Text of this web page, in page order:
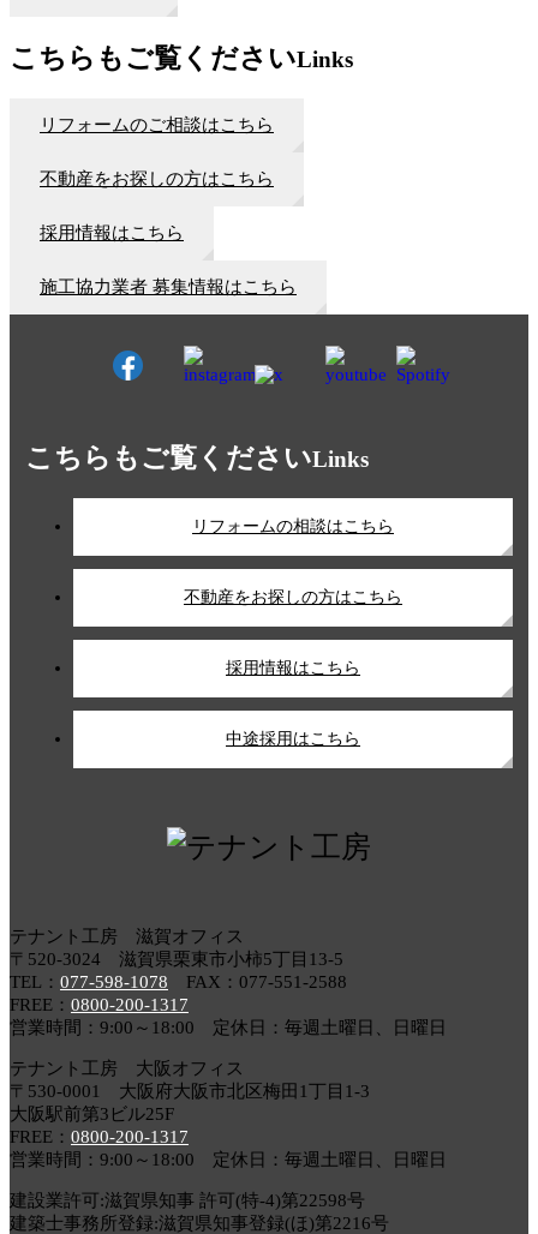
こちらもご覧くださいLinks
リフォームのご相談はこちら
不動産をお探しの方はこちら
採用情報はこちら
施工協力業者 募集情報はこちら
こちらもご覧くださいLinks
リフォームの相談はこちら
不動産をお探しの方はこちら
採用情報はこちら
中途採用はこちら
テナント工房 滋賀オフィス
〒520-3024 滋賀県栗東市小柿5丁目13-5
TEL： 077-598-1078 FAX：077-551-2588
FREE： 0800-200-1317
営業時間：9:00～18:00 定休日：毎週土曜日、日曜日
テナント工房 大阪オフィス
〒530-0001 大阪府大阪市北区梅田1丁目1-3
大阪駅前第3ビル25F
FREE： 0800-200-1317
営業時間：9:00～18:00 定休日：毎週土曜日、日曜日
建設業許可:滋賀県知事 許可(特-4)第22598号
建築士事務所登録:滋賀県知事登録(ほ)第2216号